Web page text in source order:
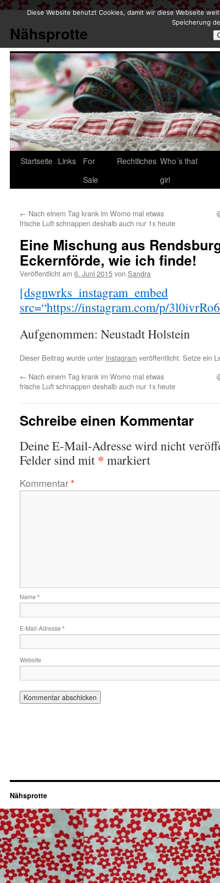
springen
Nähsprotte
Startseite Links
For
Sale
Rechtliches Who´s that
girl
← Nach einem Tag krank im Womo mal etwas
frische Luft schnappen deshalb auch nur 1x heute
Eine Mischung aus
Eckernförde, wie ich finde!
Veröffentlicht am 6. Juni 2015von Sandra
[dsgnwrks_instagram_embed
src=“https://instagram.com/p/
Aufgenommen: Neustadt Holstein
Dieser Beitrag wurde unter Instagram veröffentlicht. Setze ein
← Nach einem Tag krank im Womo mal etwas
frische Luft schnappen deshalb auch nur 1x heute
Schreibe einen Kommentar
Deine E-Mail-Adresse wird nicht
Felder sind mit * markiert
Kommentar*
Name *
E-Mail-Adresse *
Website
Nähsprotte
Diese Website benutzt Cookies, damit wir diese Webseite
Speicherung